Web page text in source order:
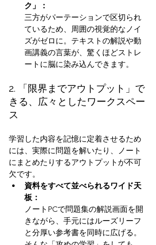
ク」：
三方がパーテーションで区切られ
ているため、周囲の視覚的なノイ
ズがゼロに。テキストの解説や動
画講義の言葉が、驚くほどストレ
ートに脳に染み込んできます。
2. 「限界までアウトプット」で
きる、広々としたワークスペー
ス
学習した内容を記憶に定着させるため
には、実際に問題を解いたり、ノート
にまとめたりするアウトプットが不可
欠です。
資料をすべて並べられるワイド天
板：
ノートPCで問題集の解説画面を開
きながら、手元にはルーズリーフ
と分厚い参考書を同時に広げる。